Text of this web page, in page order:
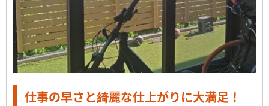
仕事の早さと綺麗な仕上がりに大満足！